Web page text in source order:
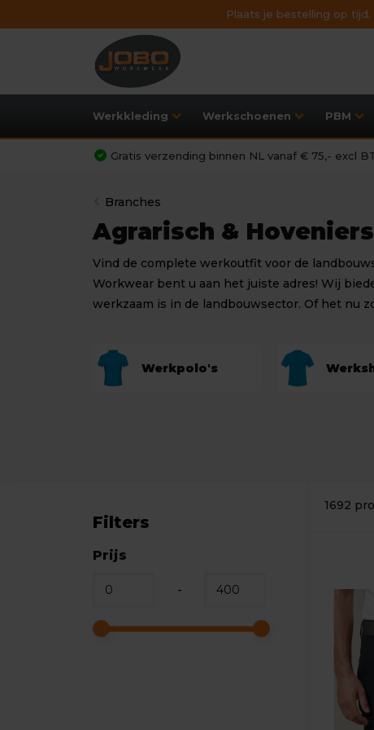
Plaats je bestelling op
Werkkleding Werkschoenen PBM
Gratis verzending binnen NL vanaf € 75,- excl
Branches
Agrarisch & Hoveniers
Vind de complete werkoutfit voor de
Workwear bent u aan het juiste adres! Wij
werkzaam is in de landbouwsector. Of het nu
Werkpolo's
Filters
Prijs
-
1692